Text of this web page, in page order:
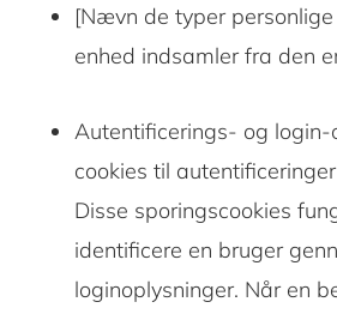
[Nævn de typer
enhed indsamler fra den
Autentificerings- og login-
cookies til
Disse sporingscookies
identificere en bruger
loginoplysninger. Når en